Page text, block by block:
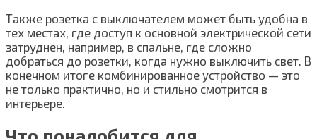
Также розетка с выключателем может быть удобна в
тех местах, где доступ к основной электрической сети
затруднен, например, в спальне, где сложно
добраться до розетки, когда нужно выключить свет. В
конечном итоге комбинированное устройство — это
не только практично, но и стильно смотрится в
интерьере.